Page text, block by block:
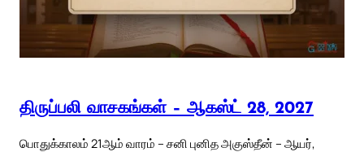
திருப்பலி வாசகங்கள் – ஆகஸ்ட் 28, 2027
பொதுக்காலம் 21ஆம் வாரம் – சனி புனித அகுஸ்தீன் – ஆயர்,